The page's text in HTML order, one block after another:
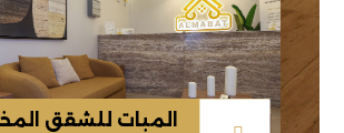
المبات للشقق